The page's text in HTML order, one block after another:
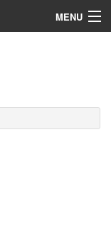
MENU